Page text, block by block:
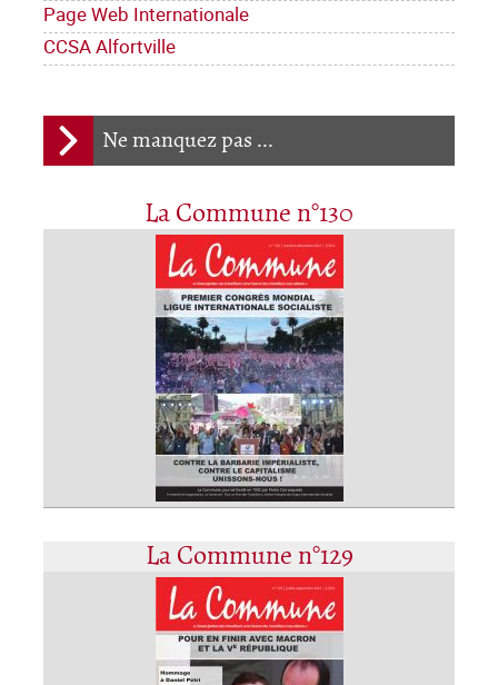
Page Web Internationale
CCSA Alfortville
Ne manquez pas ...
La Commune n°130
La Commune n°129